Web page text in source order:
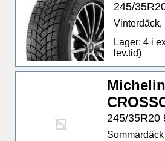
245/
Vinterdäck,
Lager: 4 i
lev.tid)
Michelin
245/35R20
Sommardäck